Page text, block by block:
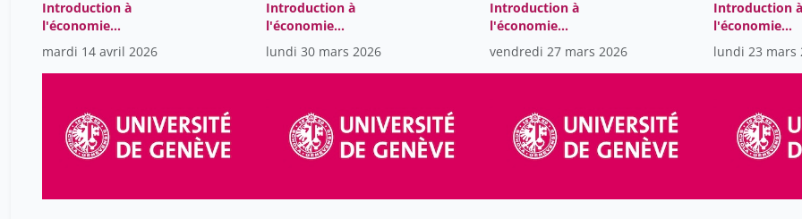
Introduction à
l'économie
internationale
mardi 14 avril 2026
Introduction à
l'économie
internationale
lundi 30 mars 2026
Introduction à
l'économie
internationale
vendredi 27 mars 2026
Introduction à
l'économie
internationale
lundi 23 mars